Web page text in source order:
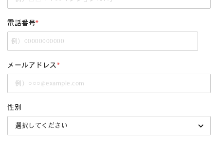
電話番号*
メールアドレス*
性別